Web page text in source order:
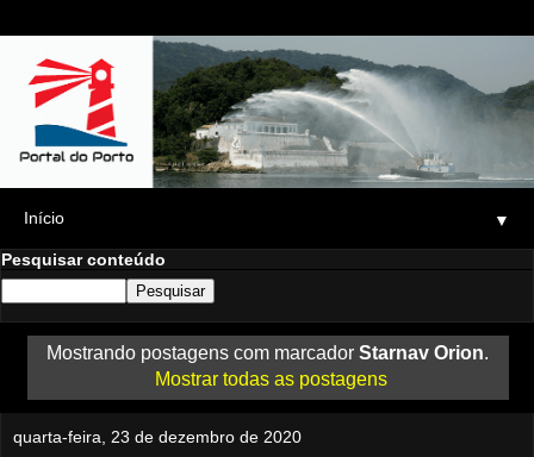
▼
Pesquisar conteúdo
Mostrando postagens com marcador Starnav Orion.
Mostrar todas as postagens
quarta-feira, 23 de dezembro de 2020